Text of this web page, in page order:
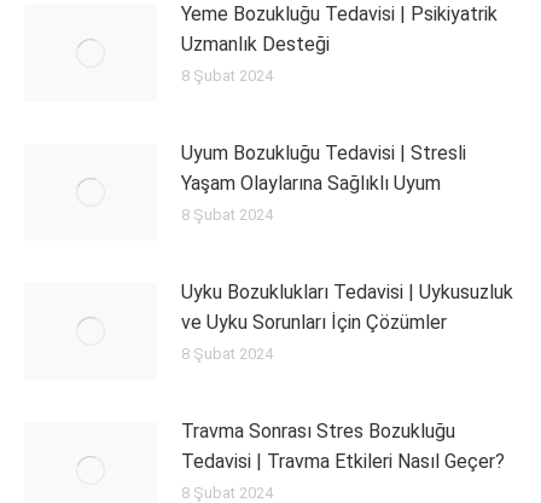
Yeme Bozukluğu Tedavisi | Psikiyatrik
Uzmanlık Desteği
8 Şubat 2024
Uyum Bozukluğu Tedavisi | Stresli
Yaşam Olaylarına Sağlıklı Uyum
8 Şubat 2024
Uyku Bozuklukları Tedavisi | Uykusuzluk
ve Uyku Sorunları İçin Çözümler
8 Şubat 2024
Travma Sonrası Stres Bozukluğu
Tedavisi | Travma Etkileri Nasıl Geçer?
8 Şubat 2024